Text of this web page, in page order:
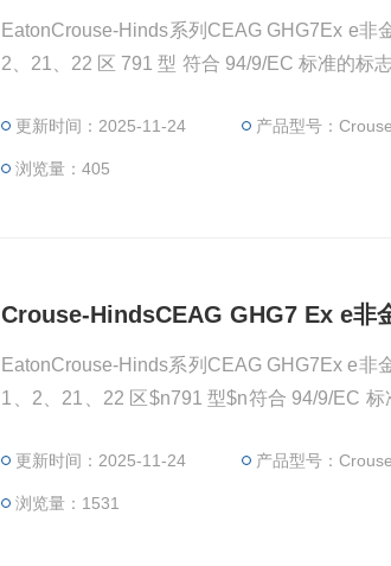
EatonCrouse-Hinds系列CEAG GHG7Ex e非
2、21、22 区 791 型 符合 94/9/EC 标准的标
0 ATEX 3108
更新时间：2025-11-24 产品型号：
浏览量：405
Crouse-HindsCEAG GHG7 Ex e非
EatonCrouse-Hinds系列CEAG GHG7Ex e非
1、2、21、22 区$n791 型$n符合 94/9/EC 标
证书：PTB 00 ATEX 3108
更新时间：2025-11-24 产品型号：
浏览量：1531